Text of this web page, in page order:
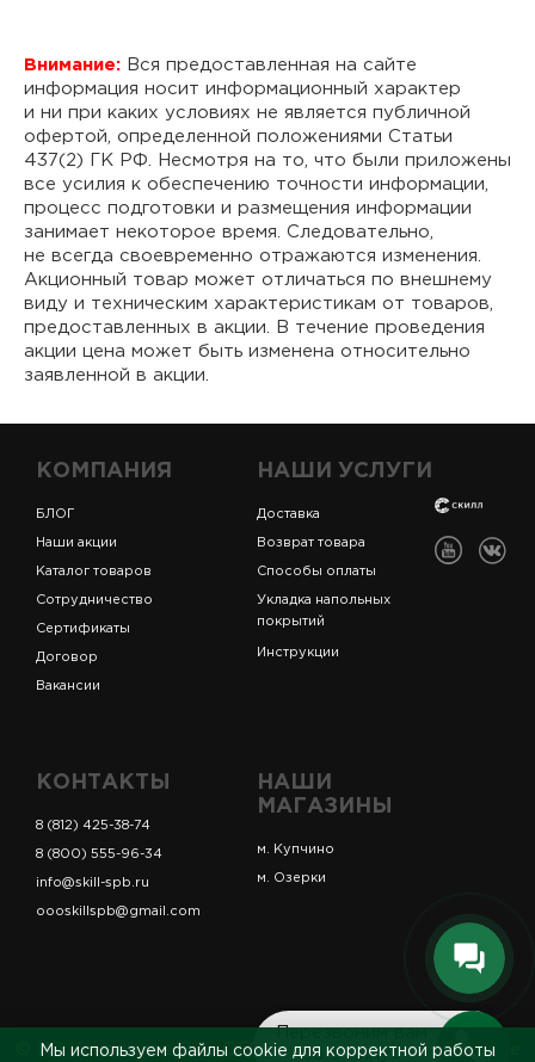
Перезвоним вам
за 5 минут
Внимание: Вся предоставленная на сайте
информация носит информационный характер
и ни при каких условиях не является публичной
офертой, определенной положениями Статьи
437(2) ГК РФ. Несмотря на то, что были приложены
все усилия к обеспечению точности информации,
процесс подготовки и размещения информации
занимает некоторое время. Следовательно,
не всегда своевременно отражаются изменения.
Акционный товар может отличаться по внешнему
виду и техническим характеристикам от товаров,
предоставленных в акции. В течение проведения
акции цена может быть изменена относительно
заявленной в акции.
КОМПАНИЯ
БЛОГ
Наши акции
Каталог товаров
Сотрудничество
Сертификаты
Договор
Вакансии
НАШИ УСЛУГИ
Доставка
Возврат товара
Способы оплаты
Укладка напольных
покрытий
Инструкции
КОНТАКТЫ
8 (812) 425-38-74
8 (800) 555-96-34
info@skill-spb.ru
oooskillspb@gmail.com
НАШИ
МАГАЗИНЫ
м. Купчино
м. Озерки
© ИП Коновалов Д.А., ОГРНИП 325784700361023. Все
Мы используем файлы cookie для корректной работы